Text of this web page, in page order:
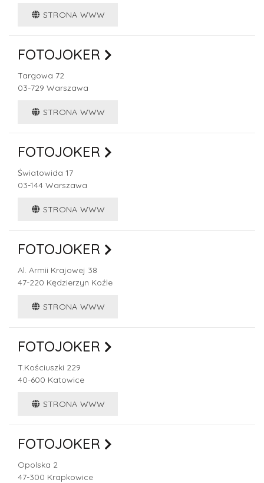
STRONA WWW
FOTOJOKER
Targowa 72
03-729 Warszawa
STRONA WWW
FOTOJOKER
Światowida 17
03-144 Warszawa
STRONA WWW
FOTOJOKER
Al. Armii Krajowej 38
47-220 Kędzierzyn Koźle
STRONA WWW
FOTOJOKER
T.Kościuszki 229
40-600 Katowice
STRONA WWW
FOTOJOKER
Opolska 2
47-300 Krapkowice